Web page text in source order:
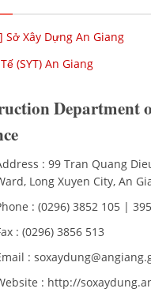
Sở Xây Dựng An Giang
(SYT) An Giang
Department
: 99 Tran Quang
Long Xuyen City, An
: (0296) 3852 105 |
: (0296) 3856 513
:
: http://